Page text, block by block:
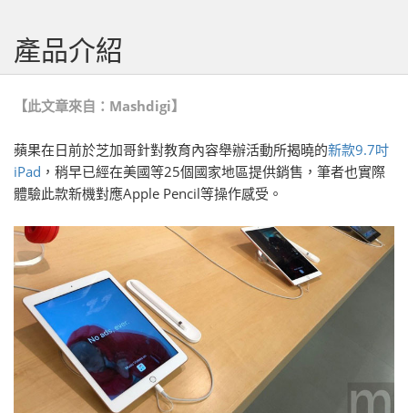
產品介紹
【此文章來自： Mashdigi】
蘋果在日前於芝加哥針對教育內容舉辦活動所揭曉的新款9.7吋
iPad ，稍早已經在美國等25個國家地區提供銷售，筆者也實際
體驗此款新機對應Apple Pencil等操作感受。